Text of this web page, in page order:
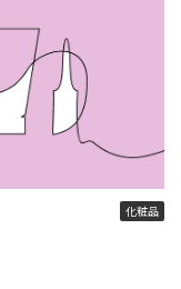
化粧品